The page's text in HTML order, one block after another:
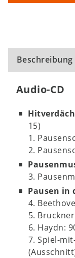
Beschreibung
Audio-CD
15)
1.
2.
3.
Pausen in
4.
5.
6. Haydn:
7. Spiel-